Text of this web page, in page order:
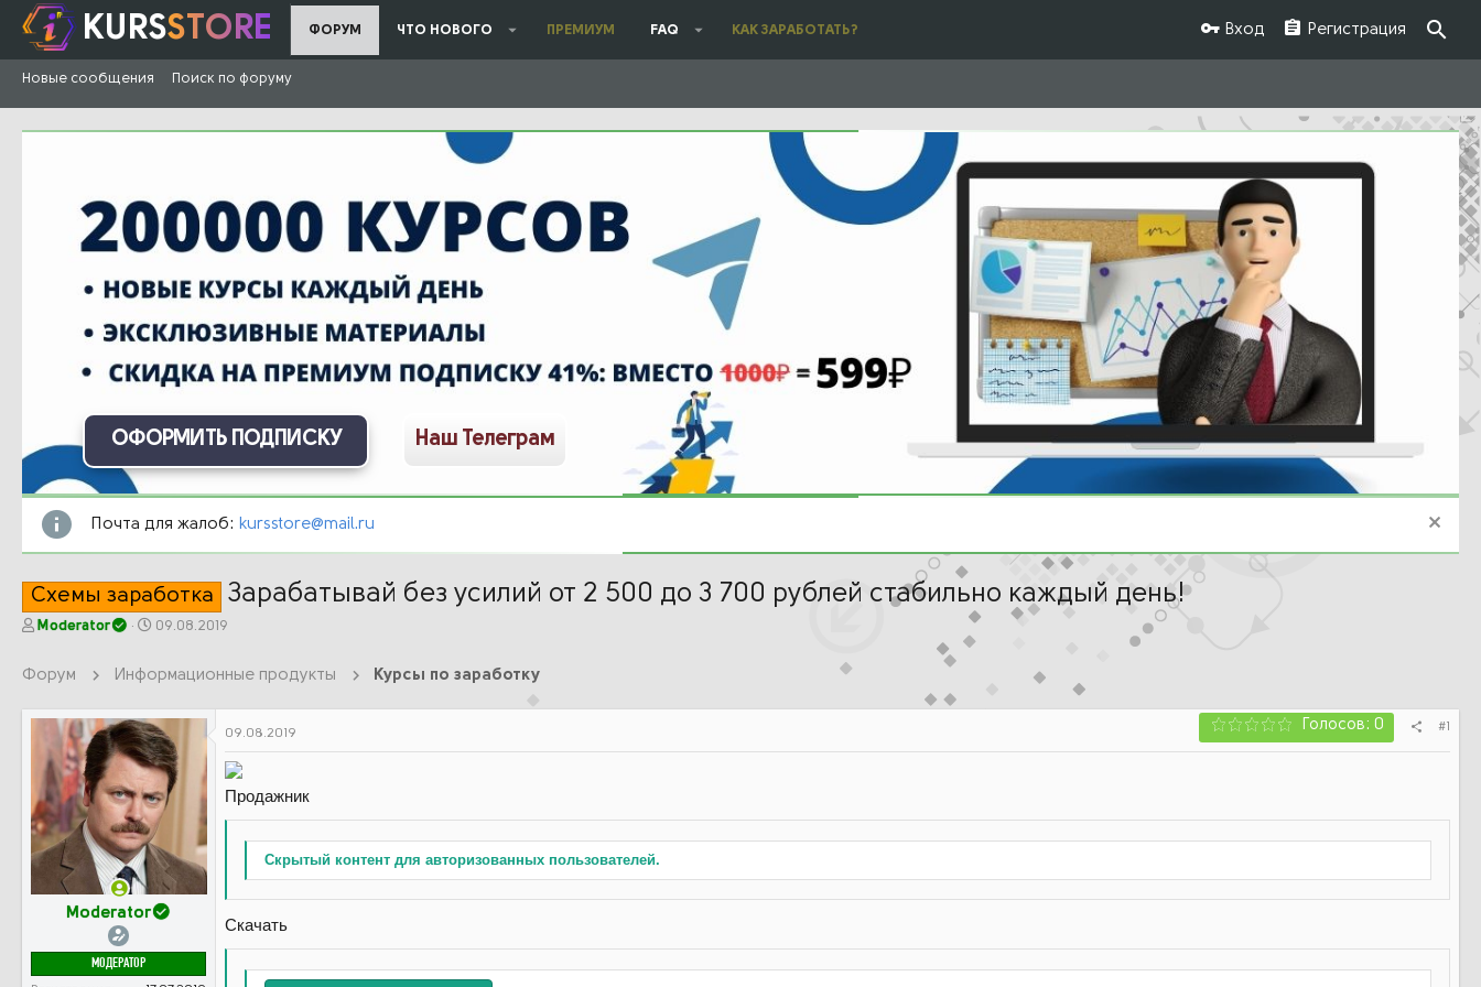
KURSSTORE ФОРУМ ЧТО НОВОГО ПРЕМИУМ FAQ КАК ЗАРАБОТАТЬ? Вход Регистрация
Новые сообщения Поиск по форуму
ОФОРМИТЬ ПОДПИСКУ Наш Телеграм
Почта для жалоб: kursstore@mail.ru
Схемы заработка Зарабатывай без усилий от 2 500 до 3 700 рублей стабильно каждый день!
А
о
Moderator
Д
а
а
ч
а
а
09.08.2019
Форум Информационные продукты Курсы по заработку
Moderator
МОДЕРАТОР
09.08.2019 Голосов: 0 #1
Продажник
Скрытый контент для авторизованных пользователей.
Скачать